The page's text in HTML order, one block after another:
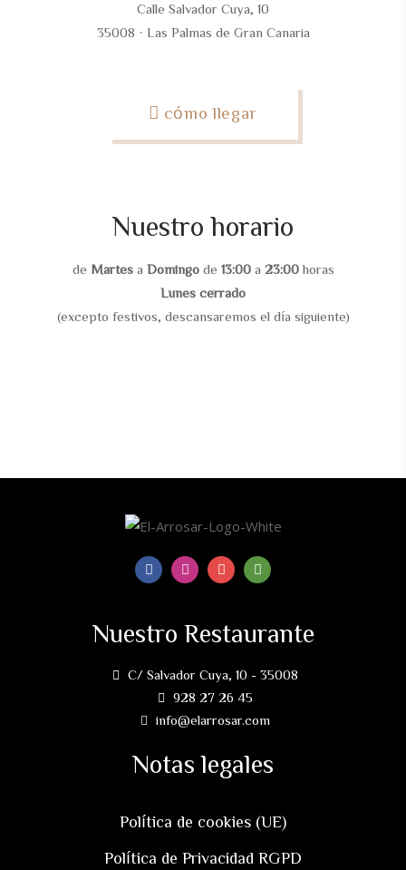
Calle Salvador Cuya, 10
35008 · Las Palmas de Gran Canaria
cómo llegar
Nuestro horario
de Martesa Domingode 13:00a 23:00horas
Lunes cerrado
(excepto festivos, descansaremos el día siguiente)
Nuestro Restaurante
C/ Salvador Cuya, 10 - 35008
928 27 26 45
info@elarrosar.com
Notas legales
Política de cookies (UE)
Política de Privacidad RGPD